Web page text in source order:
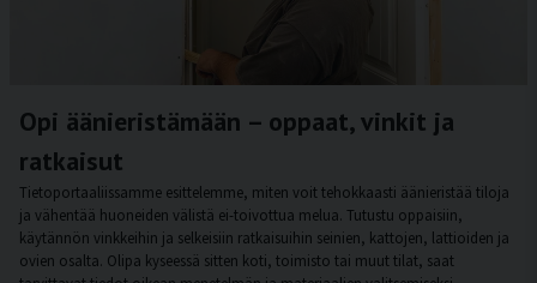
Opi äänieristämään – oppaat, vinkit ja
ratkaisut
Tietoportaaliissamme esittelemme, miten voit tehokkaasti äänieristää tiloja
ja vähentää huoneiden välistä ei-toivottua melua. Tutustu oppaisiin,
käytännön vinkkeihin ja selkeisiin ratkaisuihin seinien, kattojen, lattioiden ja
ovien osalta. Olipa kyseessä sitten koti, toimisto tai muut tilat, saat